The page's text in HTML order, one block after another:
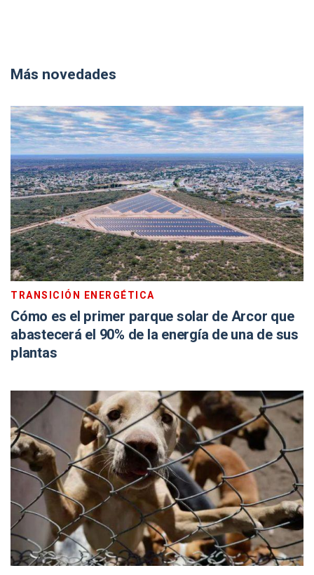
Más novedades
TRANSICIÓN ENERGÉTICA
Cómo es el primer parque solar de Arcor que
abastecerá el 90% de la energía de una de sus
plantas